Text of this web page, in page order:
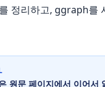
정리하고, ggraph를
원문 페이지에서 이어서